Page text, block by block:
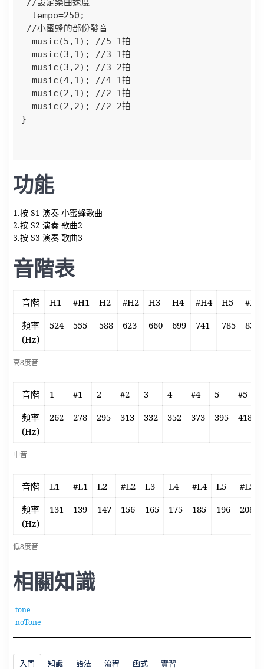
}
功能
1.按 S1 演奏 小蜜蜂歌曲
2.按 S2 演奏 歌曲2
3.按 S3 演奏 歌曲3
音階表
音階 H1 #H1 H2 #H2 H3 H4 #H4 H5
#H5
頻率
(Hz)
524 555 588 623 660 699 741 785 832
高8度音
音階 1 #1 2 #2 3 4 #4 5 #5
頻率
(Hz)
262 278 295 313 332 352 373 395 418
中音
音階 L1 #L1 L2 #L2 L3 L4 #L4 L5 #L5
頻率
(Hz)
131 139 147 156 165 175 185 196 208
低8度音
相關知識
tone
noTone
入門 知識 語法 流程 函式 實習